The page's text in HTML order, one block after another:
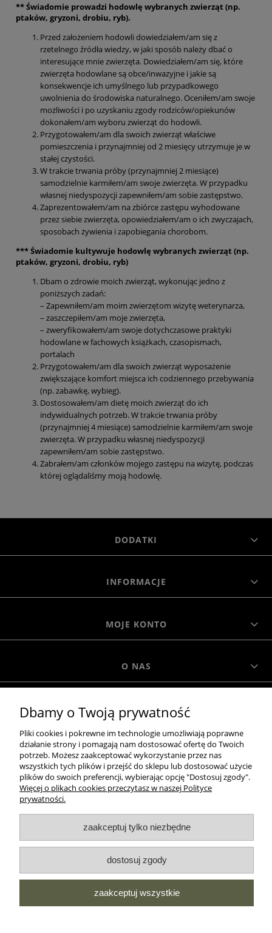
** Świadomie prowadzi hodowlę wybranych zwierząt (np.
ptaków, gryzoni, drobiu, ryb).
Przed założeniem hodowli dowiedziałem/am się z
rzetelnego źródła wiedzy, w jaki sposób należy dbać o
interesujące mnie zwierzęta. Dowiedziałem/am się, które
zwierzęta hodowlane są obce/inwazyjne i jakie są
konsekwencje ich umyślnego lub przypadkowego
uwolnienia do środowiska naturalnego. Oceniłem/am swoje
możliwości i po uzyskaniu zgody rodziców/opiekunów
dokonałem/am wyboru zwierząt do hodowli.
Przygotowałem/am dla swoich zwierząt właściwe
pomieszczenia i przynajmniej od 2 miesięcy utrzymuje je w
stałej czystości.
W trakcie trwania próby (przynajmniej 2 miesiące)
samodzielnie karmiłem/am swoje zwierzęta. W przypadku
własnej niedyspozycji zapewniłem/am sobie zastępstwo.
Zaprezentowałem/am na zbiórce zastępu wyhodowane
przez siebie zwierzęta, opowiedziałem/am o ich zwyczajach,
sposobach żywienia i zapobiegania chorobom.
*** Świadomie kultywuje hodowlę wybranych zwierząt (np.
ptaków, gryzoni, drobiu, ryb)
Dbam o zdrowie moich zwierząt, wykonując jedno z
poniższych zadań:
– Zapewniłem/am moim zwierzętom wizytę weterynarza,
– zaszczepiłem/am moje zwierzęta,
– zweryfikowałem/am swoje dotychczasowe praktyki
hodowlane w fachowych książkach, czasopismach,
portalach
Przygotowałem/am dla swoich zwierząt wyposażenie
zwiększające komfort miejsca ich codziennego przebywania
(np. zabawkę, wybieg).
Dostosowałem/am dietę moich zwierząt do ich
indywidualnych potrzeb. W trakcie trwania próby
(przynajmniej 4 miesiące) samodzielnie karmiłem/am swoje
zwierzęta. W przypadku własnej niedyspozycji
zapewniłem/am sobie zastępstwo.
Zabrałem/am członków mojego zastępu na wizytę, podczas
której oglądaliśmy moją hodowlę.
DODATKI
INFORMACJE
MOJE KONTO
O NAS
MOROWO
WSZELKIE PRAWA ZASTRZEŻONE MOROWO © 2018
realizacja:
pokaż pełną wersję strony
NASZE ODZNAKI
wyróżnienia są przyznawane przez
Dbamy o Twoją prywatność
Pliki cookies i pokrewne im technologie umożliwiają poprawne
działanie strony i pomagają nam dostosować ofertę do Twoich
potrzeb. Możesz zaakceptować wykorzystanie przez nas
wszystkich tych plików i przejść do sklepu lub dostosować użycie
plików do swoich preferencji, wybierając opcję "Dostosuj zgody".
Więcej o plikach cookies przeczytasz w naszej Polityce
prywatności.
zaakceptuj tylko niezbędne
dostosuj zgody
zaakceptuj wszystkie